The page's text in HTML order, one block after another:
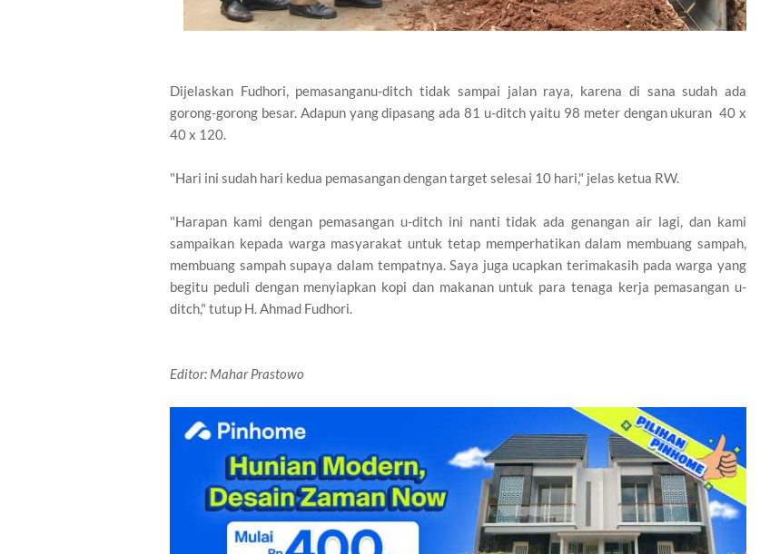
Dijelaskan Fudhori, pemasanganu-ditch tidak sampai jalan raya, karena di sana sudah ada
gorong-gorong besar. Adapun yang dipasang ada 81 u-ditch yaitu 98 meter dengan ukuran 40 x
40 x 120.
"Hari ini sudah hari kedua pemasangan dengan target selesai 10 hari," jelas ketua RW.
"Harapan kami dengan pemasangan u-ditch ini nanti tidak ada genangan air lagi, dan kami
sampaikan kepada warga masyarakat untuk tetap memperhatikan dalam membuang sampah,
membuang sampah supaya dalam tempatnya. Saya juga ucapkan terimakasih pada warga yang
begitu peduli dengan menyiapkan kopi dan makanan untuk para tenaga kerja pemasangan u-
ditch," tutup H. Ahmad Fudhori.
Editor: Mahar Prastowo